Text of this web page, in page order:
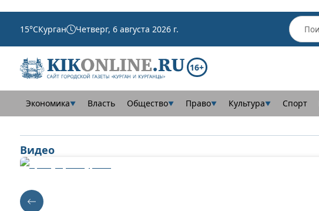
15°CКурган Четверг, 6 августа 2026 г.
16+
Экономика▼ Власть Общество▼ Право▼ Культура▼ Спорт
Видео